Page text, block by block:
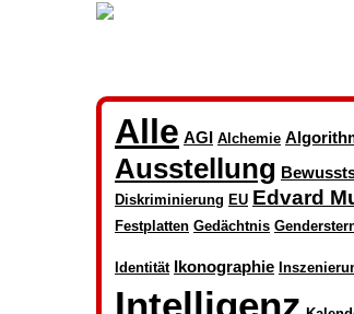
Alle AGI Alchemie
Ausstellung
Diskriminierung EU Edvard
Festplatten Gedächtnis
Identität Ikonographie
Intelligenz